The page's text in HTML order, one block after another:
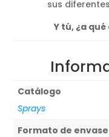
sus
Y tú, ¿a
Catálogo
Sprays
Formato de envase